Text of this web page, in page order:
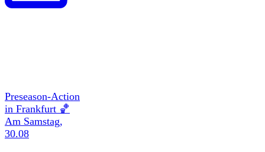
Preseason-Action
in Frankfurt 🏀
Am Samstag,
30.08